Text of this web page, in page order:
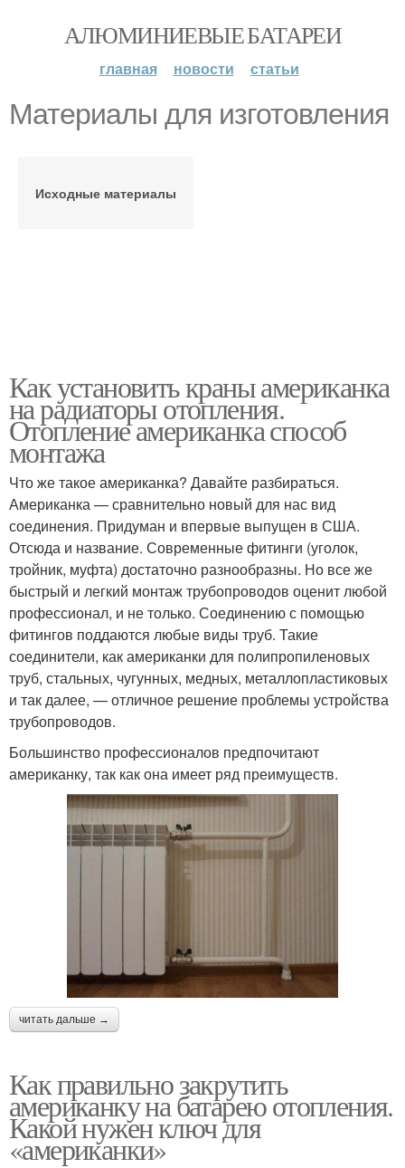
АЛЮМИНИЕВЫЕ БАТАРЕИ
главная новости статьи
Материалы для изготовления
Исходные материалы
Как установить краны американка
на радиаторы отопления.
Отопление американка способ
монтажа
Что же такое американка? Давайте разбираться.
Американка — сравнительно новый для нас вид
соединения. Придуман и впервые выпущен в США.
Отсюда и название. Современные фитинги (уголок,
тройник, муфта) достаточно разнообразны. Но все же
быстрый и легкий монтаж трубопроводов оценит любой
профессионал, и не только. Соединению с помощью
фитингов поддаются любые виды труб. Такие
соединители, как американки для полипропиленовых
труб, стальных, чугунных, медных, металлопластиковых
и так далее, — отличное решение проблемы устройства
трубопроводов.
Большинство профессионалов предпочитают
американку, так как она имеет ряд преимуществ.
читать дальше →
Как правильно закрутить
американку на батарею отопления.
Какой нужен ключ для
«американки»